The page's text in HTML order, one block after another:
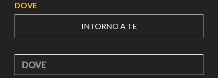
principale
DOVE
INTORNO A TE
DOVE